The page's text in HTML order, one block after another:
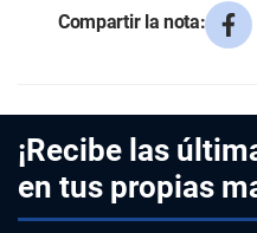
Compartir la nota:
¡Recibe las
en tus propias